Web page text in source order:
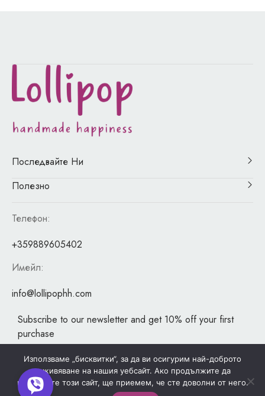
Последвайте Ни
Полезно
Телефон:
+359889605402
Имейл:
info@lollipophh.com
Subscribe to our newsletter and get 10% off your first
purchase
"MailChimp" Plugin is Not Activated!In order to use this
element, you need to install and activate this plugin.
Използваме „бисквитки“, за да ви осигурим най-доброто
изживяване на нашия уебсайт. Ако продължите да
използвате този сайт, ще приемем, че сте доволни от него.